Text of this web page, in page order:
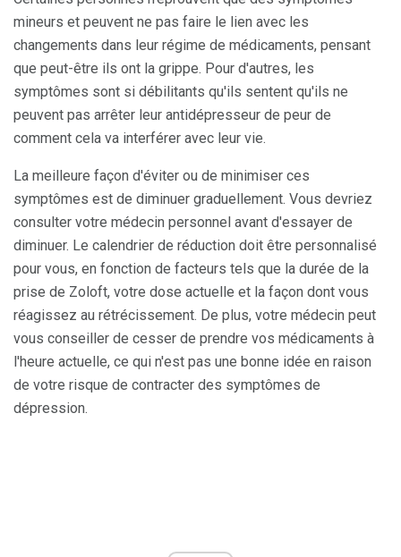
mineurs et peuvent ne pas faire le lien avec les
changements dans leur régime de médicaments, pensant
que peut-être ils ont la grippe. Pour d'autres, les
symptômes sont si débilitants qu'ils sentent qu'ils ne
peuvent pas arrêter leur antidépresseur de peur de
comment cela va interférer avec leur vie.
La meilleure façon d'éviter ou de minimiser ces
symptômes est de diminuer graduellement. Vous devriez
consulter votre médecin personnel avant d'essayer de
diminuer. Le calendrier de réduction doit être personnalisé
pour vous, en fonction de facteurs tels que la durée de la
prise de Zoloft, votre dose actuelle et la façon dont vous
réagissez au rétrécissement. De plus, votre médecin peut
vous conseiller de cesser de prendre vos médicaments à
l'heure actuelle, ce qui n'est pas une bonne idée en raison
de votre risque de contracter des symptômes de
dépression.